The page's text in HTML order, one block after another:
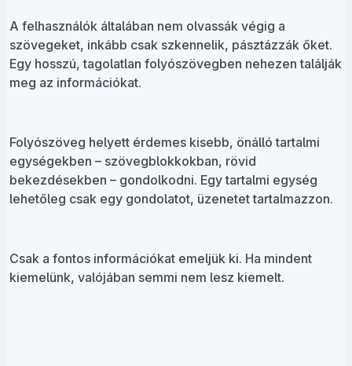
A felhasználók általában nem olvassák végig a
szövegeket, inkább csak szkennelik, pásztázzák őket.
Egy hosszú, tagolatlan folyószövegben nehezen találják
meg az információkat.
Folyószöveg helyett érdemes kisebb, önálló tartalmi
egységekben – szövegblokkokban, rövid
bekezdésekben – gondolkodni. Egy tartalmi egység
lehetőleg csak egy gondolatot, üzenetet tartalmazzon.
Csak a fontos információkat emeljük ki. Ha mindent
kiemelünk, valójában semmi nem lesz kiemelt.